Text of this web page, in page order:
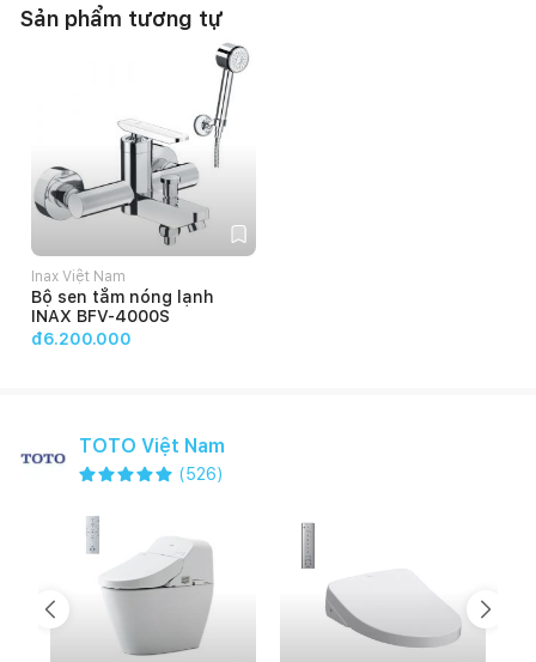
Sản phẩm tương tự
Inax Việt Nam
Bộ sen tắm nóng lạnh
INAX BFV-4000S
đ6.200.000
TOTO Việt Nam
(526)